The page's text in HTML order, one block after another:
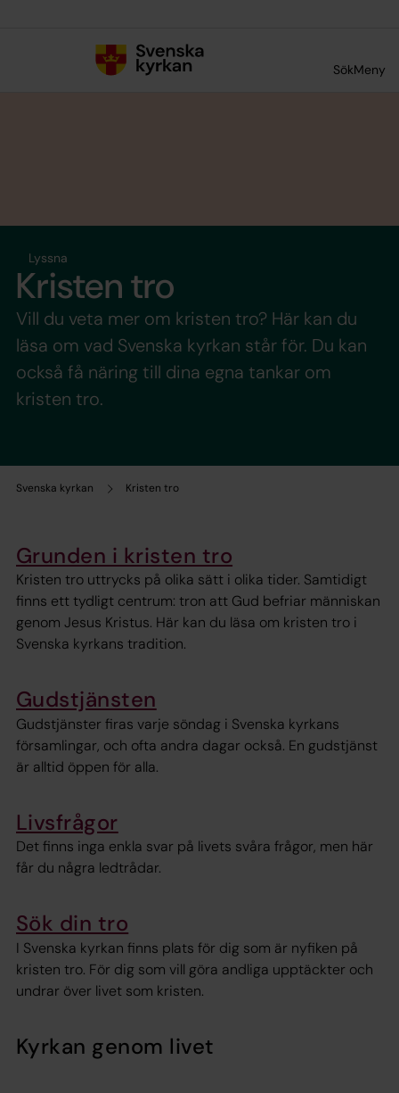
SökMeny
Svenska kyrkan Kristen tro
Lyssna
Kristen tro
Vill du veta mer om kristen tro? Här kan du
läsa om vad Svenska kyrkan står för. Du kan
också få näring till dina egna tankar om
kristen tro.
Grunden i kristen tro
Kristen tro uttrycks på olika sätt i olika tider. Samtidigt
finns ett tydligt centrum: tron att Gud befriar människan
genom Jesus Kristus. Här kan du läsa om kristen tro i
Svenska kyrkans tradition.
Gudstjänsten
Gudstjänster firas varje söndag i Svenska kyrkans
församlingar, och ofta andra dagar också. En gudstjänst
är alltid öppen för alla.
Livsfrågor
Det finns inga enkla svar på livets svåra frågor, men här
får du några ledtrådar.
Sök din tro
I Svenska kyrkan finns plats för dig som är nyfiken på
kristen tro. För dig som vill göra andliga upptäckter och
undrar över livet som kristen.
Kyrkan genom livet